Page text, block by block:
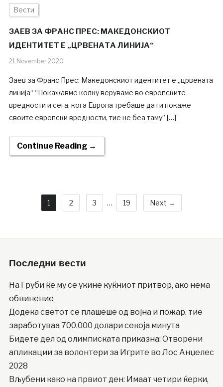
Вести
ЗАЕВ ЗА ФРАНС ПРЕС: МАКЕДОНСКИОТ
ИДЕНТИТЕТ Е „ЦРВЕНАТА ЛИНИЈА“
21.November.2020
Заев за Франс Прес: Македонскиот идентитет е „црвената
линија“ “Покажавме колку веруваме во европските
вредности и сега, кога Европа требаше да ги покаже
своите европски вредности, тие не беа таму” […]
Continue Reading →
1 2 3 … 19 Next →
Последни вести
На Груби ќе му се укине куќниот притвор, ако нема
обвинение
Додека светот се плашеше од војна и пожар, тие
заработуваа 700.000 долари секоја минута
Бидете дел од олимписката приказна: Отворени
апликации за волонтери за Игрите во Лос Анџелес
2028
Вљубени како на првиот ден: Имаат четири ќерки,